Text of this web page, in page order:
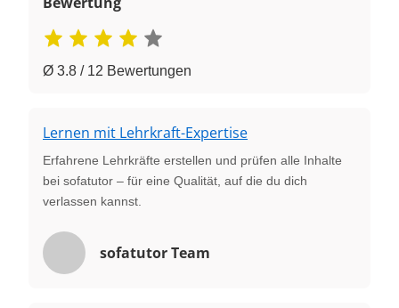
Ø 3.8 / 12 Bewertungen
Lernen mit Lehrkraft-Expertise
Erfahrene Lehrkräfte erstellen und prüfen alle Inhalte
bei sofatutor – für eine Qualität, auf die du dich
verlassen kannst.
sofatutor Team